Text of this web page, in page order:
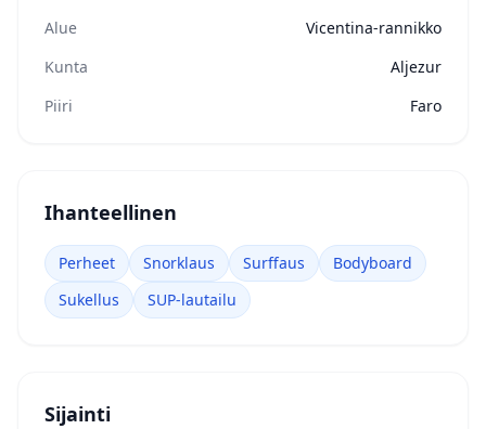
Alue
Vicentina-rannikko
Kunta
Aljezur
Piiri
Faro
Ihanteellinen
Perheet Snorklaus Surffaus
Bodyboard
Sukellus
SUP-lautailu
Sijainti